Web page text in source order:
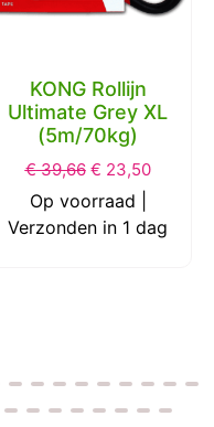
KONG Rollijn
Ultimate Grey XL
(5m/70kg)
€39,66 € 23,50
Op voorraad |
Verzonden in 1 dag